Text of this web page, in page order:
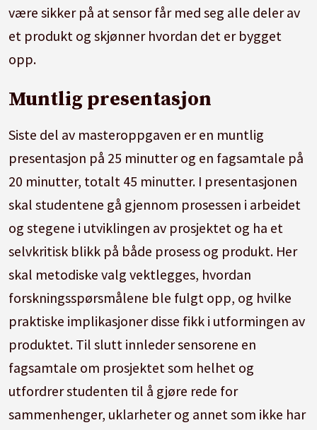
være sikker på at sensor får med seg alle deler av
et produkt og skjønner hvordan det er bygget
opp.
Muntlig presentasjon
Siste del av masteroppgaven er en muntlig
presentasjon på 25 minutter og en fagsamtale på
20 minutter, totalt 45 minutter. I presentasjonen
skal studentene gå gjennom prosessen i arbeidet
og stegene i utviklingen av prosjektet og ha et
selvkritisk blikk på både prosess og produkt. Her
skal metodiske valg vektlegges, hvordan
forskningsspørsmålene ble fulgt opp, og hvilke
praktiske implikasjoner disse fikk i utformingen av
produktet. Til slutt innleder sensorene en
fagsamtale om prosjektet som helhet og
utfordrer studenten til å gjøre rede for
sammenhenger, uklarheter og annet som ikke har